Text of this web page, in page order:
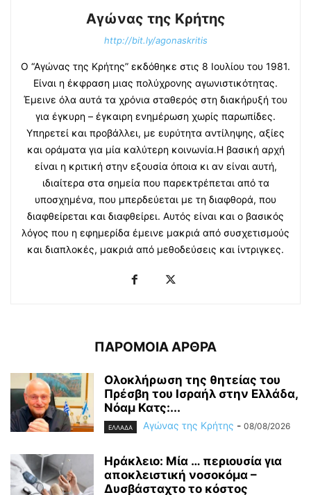
Αγώνας της Κρήτης
http://bit.ly/agonaskritis
Ο “Αγώνας της Κρήτης” εκδόθηκε στις 8 Ιουλίου του 1981.
Είναι η έκφραση μιας πολύχρονης αγωνιστικότητας.
Έμεινε όλα αυτά τα χρόνια σταθερός στη διακήρυξή του
για έγκυρη – έγκαιρη ενημέρωση χωρίς παρωπίδες.
Υπηρετεί και προβάλλει, με ευρύτητα αντίληψης, αξίες
και οράματα για μία καλύτερη κοινωνία.Η βασική αρχή
είναι η κριτική στην εξουσία όποια κι αν είναι αυτή,
ιδιαίτερα στα σημεία που παρεκτρέπεται από τα
υποσχημένα, που μπερδεύεται με τη διαφθορά, που
διαφθείρεται και διαφθείρει. Αυτός είναι και ο βασικός
λόγος που η εφημερίδα έμεινε μακριά από συσχετισμούς
και διαπλοκές, μακριά από μεθοδεύσεις και ίντριγκες.
ΠΑΡΟΜΟΙΑ ΑΡΘΡΑ
Ολοκλήρωση της θητείας του
Πρέσβη του Ισραήλ στην Ελλάδα,
Νόαμ Κατς:...
ΕΛΛΑΔΑ Αγώνας της Κρήτης - 08/08/2026
Ηράκλειο: Μία … περιουσία για
αποκλειστική νοσοκόμα –
Δυσβάσταχτο το κόστος